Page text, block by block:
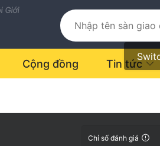
Giới
Cộng đồng Tin tức
Chỉ số đánh giá